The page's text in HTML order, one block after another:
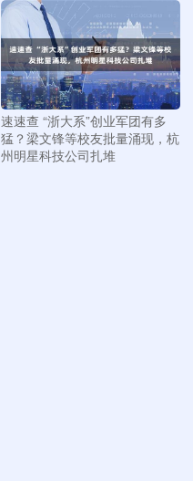
速速查 “浙大系”创业军团有多
猛？梁文锋等校友批量涌现，杭
州明星科技公司扎堆